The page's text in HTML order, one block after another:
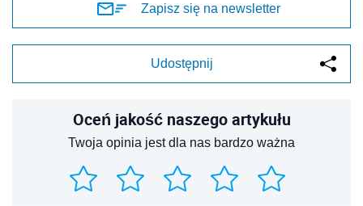
Zapisz się na newsletter
Udostępnij
Oceń jakość naszego artykułu
Twoja opinia jest dla nas bardzo ważna